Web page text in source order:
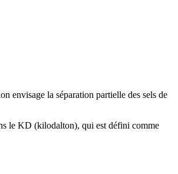
envisage la séparation partielle des sels de
le KD (kilodalton), qui est défini comme